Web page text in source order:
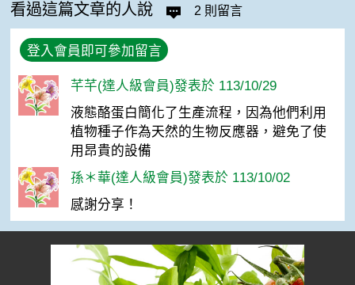
看過這篇文章的人說 2 則留言
登入會員即可參加留言
芊芊(達人級會員)發表於 113/10/29
液態酪蛋白簡化了生產流程，因為他們利用
植物種子作為天然的生物反應器，避免了使
用昂貴的設備
孫＊華(達人級會員)發表於 113/10/02
感謝分享！